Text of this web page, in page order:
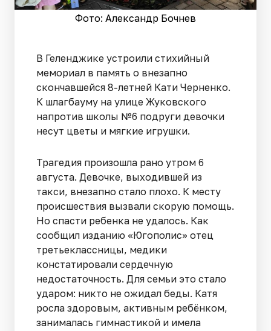
Фото: Александр Бочнев
В Геленджике устроили стихийный
мемориал в память о внезапно
скончавшейся 8-летней Кати Черненко.
К шлагбауму на улице Жуковского
напротив школы №6 подруги девочки
несут цветы и мягкие игрушки.
Трагедия произошла рано утром 6
августа. Девочке, выходившей из
такси, внезапно стало плохо. К месту
происшествия вызвали скорую помощь.
Но спасти ребенка не удалось. Как
сообщил изданию «Югополис» отец
третьеклассницы, медики
констатировали сердечную
недостаточность. Для семьи это стало
ударом: никто не ожидал беды. Катя
росла здоровым, активным ребёнком,
занималась гимнастикой и имела